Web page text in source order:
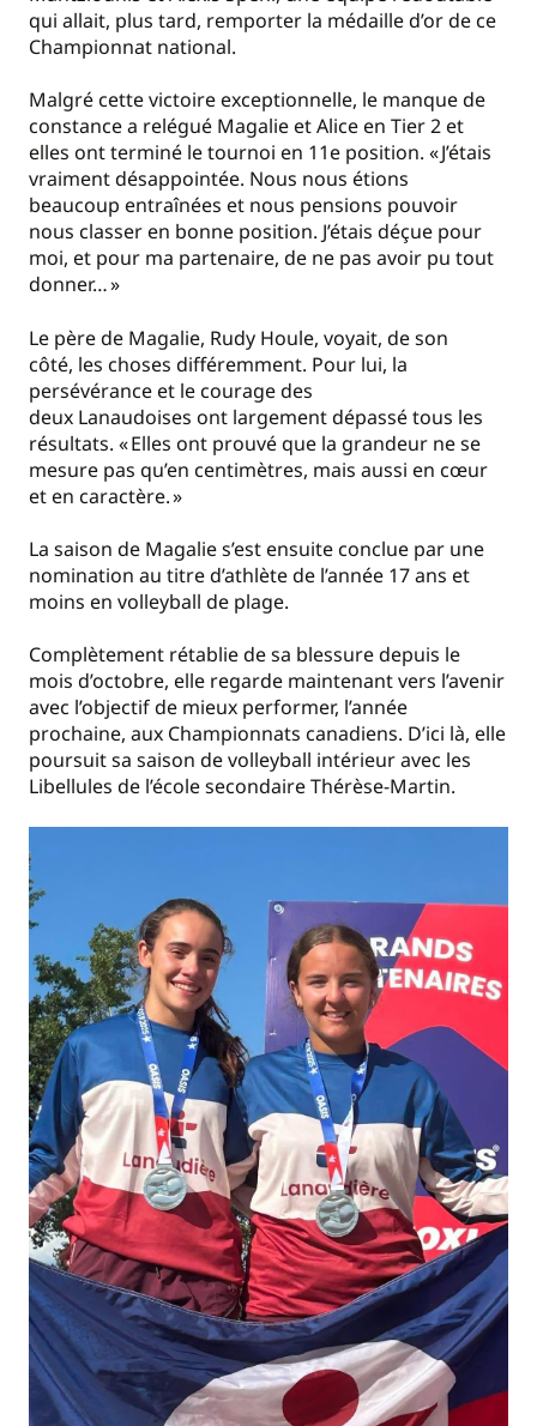
qui allait, plus tard, remporter la médaille d’or de ce
Championnat national.
Malgré cette victoire exceptionnelle, le manque de
constance a relégué Magalie et Alice en Tier 2 et
elles ont terminé le tournoi en 11e position. « J’étais
vraiment désappointée. Nous nous étions
beaucoup entraînées et nous pensions pouvoir
nous classer en bonne position. J’étais déçue pour
moi, et pour ma partenaire, de ne pas avoir pu tout
donner… »
Le père de Magalie, Rudy Houle, voyait, de son
côté, les choses différemment. Pour lui, la
persévérance et le courage des
deux Lanaudoises ont largement dépassé tous les
résultats. « Elles ont prouvé que la grandeur ne se
mesure pas qu’en centimètres, mais aussi en cœur
et en caractère. »
La saison de Magalie s’est ensuite conclue par une
nomination au titre d’athlète de l’année 17 ans et
moins en volleyball de plage.
Complètement rétablie de sa blessure depuis le
mois d’octobre, elle regarde maintenant vers l’avenir
avec l’objectif de mieux performer, l’année
prochaine, aux Championnats canadiens. D’ici là, elle
poursuit sa saison de volleyball intérieur avec les
Libellules de l’école secondaire Thérèse-Martin.